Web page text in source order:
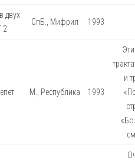
двух
2
СпБ., Мифрил 1993
М., Республика 1993
и